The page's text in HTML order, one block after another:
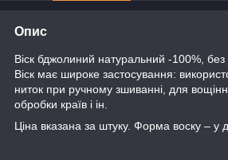
Опис
Віск бджолиний натуральний -100%, без
Віск має широке застосування:
ниток при ручному зшиванні, для
обробки країв і ін.
Ціна вказана за штуку. Форма воску – у